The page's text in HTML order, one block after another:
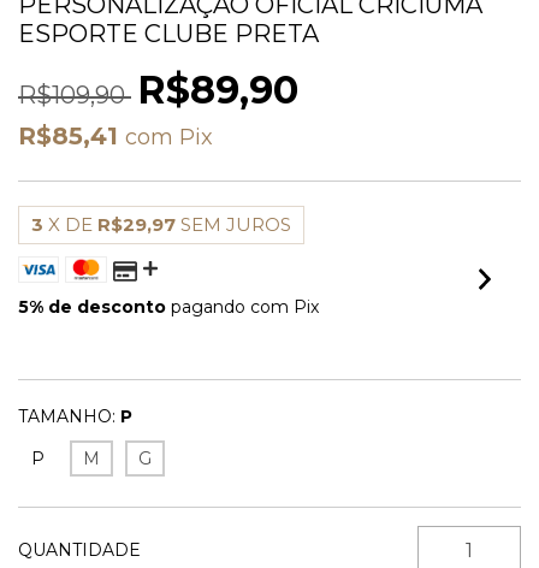
ESPORTE CLUBE PRETA
R$109,90 R$89,90
R$85,41 com Pix
3 X DE R$29,97 SEM JUROS
5% de desconto pagando com Pix
TAMANHO: P
P
M G
QUANTIDADE